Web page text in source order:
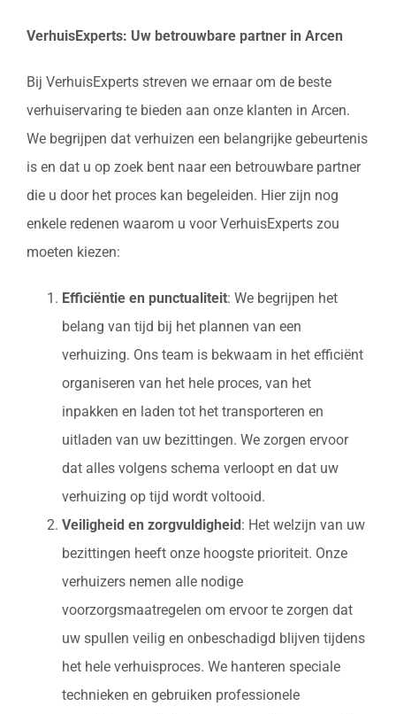
VerhuisExperts: Uw betrouwbare partner in Arcen
Bij VerhuisExperts streven we ernaar om de beste
verhuiservaring te bieden aan onze klanten in Arcen.
We begrijpen dat verhuizen een belangrijke gebeurtenis
is en dat u op zoek bent naar een betrouwbare partner
die u door het proces kan begeleiden. Hier zijn nog
enkele redenen waarom u voor VerhuisExperts zou
moeten kiezen:
Efficiëntie en punctualiteit: We begrijpen het
belang van tijd bij het plannen van een
verhuizing. Ons team is bekwaam in het efficiënt
organiseren van het hele proces, van het
inpakken en laden tot het transporteren en
uitladen van uw bezittingen. We zorgen ervoor
dat alles volgens schema verloopt en dat uw
verhuizing op tijd wordt voltooid.
Veiligheid en zorgvuldigheid : Het welzijn van uw
bezittingen heeft onze hoogste prioriteit. Onze
verhuizers nemen alle nodige
voorzorgsmaatregelen om ervoor te zorgen dat
uw spullen veilig en onbeschadigd blijven tijdens
het hele verhuisproces. We hanteren speciale
technieken en gebruiken professionele